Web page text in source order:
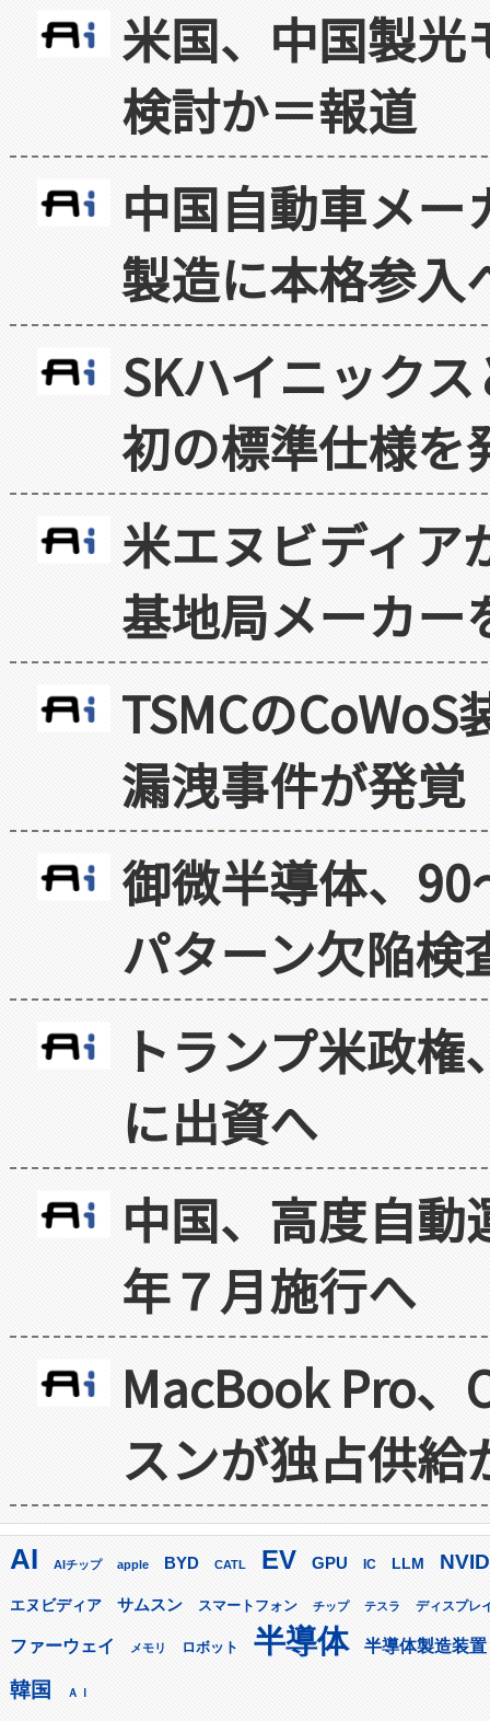
米国、中国製光
検討か＝報道
中国自動車メ
製造に本格参入
SKハイニック
初の標準仕様を
米エヌビディア
基地局メーカー
TSMCの
漏洩事件が発覚
御微半導体、
パターン欠陥検
トランプ米政
に出資へ
中国、高度自
年７月施行へ
MacBook Pro
スンが独占供給
AI AIチップ apple BYD CATL EV GPU IC LLM
エヌビディア サムスン スマートフォン チップ テスラ ディスプレ
ファーウェイ メモリ ロボット 半導体 半導体製造装置
韓国 ＡＩ